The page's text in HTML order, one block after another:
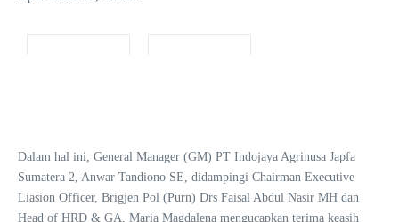
Dalam hal ini, General Manager (GM) PT Indojaya Agrinusa Japfa
Sumatera 2, Anwar Tandiono SE, didampingi Chairman Executive
Liasion Officer, Brigjen Pol (Purn) Drs Faisal Abdul Nasir MH dan
Head of HRD & GA, Maria Magdalena mengucapkan terima keasih